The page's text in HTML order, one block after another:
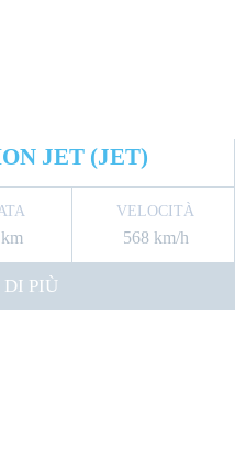
JET (JET)
VELOCITÀ
568 km/h
DI PIÙ